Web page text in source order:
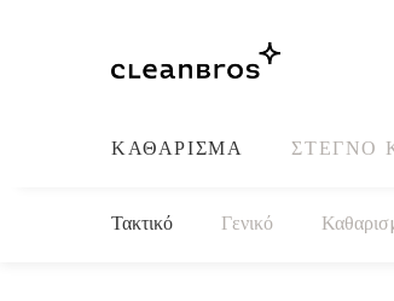
ΚΑΘΆΡΙΣΜΑ ΣΤΕΓΝΌ
Τακτικό Γενικό